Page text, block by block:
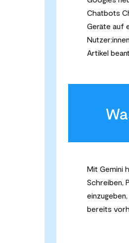
Chatbots
Geräte auf
Artikel
Mit Gemini
Schreiben,
bereits